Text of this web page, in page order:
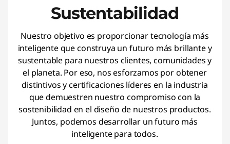
Sustentabilidad
Nuestro objetivo es proporcionar tecnología más
inteligente que construya un futuro más brillante y
sustentable para nuestros clientes, comunidades y
el planeta. Por eso, nos esforzamos por obtener
distintivos y certificaciones líderes en la industria
que demuestren nuestro compromiso con la
sostenibilidad en el diseño de nuestros productos.
Juntos, podemos desarrollar un futuro más
inteligente para todos.